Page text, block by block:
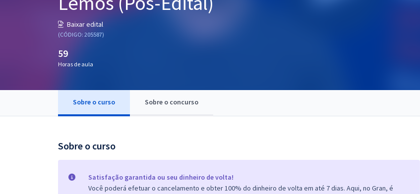
Baixar edital
(CÓDIGO: 205587)
59
Horas de aula
Sobre o curso Sobre o concurso
Sobre o curso
Satisfação garantida ou seu dinheiro de volta!
Você poderá efetuar o cancelamento e obter 100% do dinheiro de volta em até 7 dias. Aqui, no Gran, é